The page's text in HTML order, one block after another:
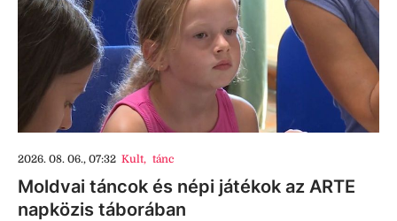
2026. 08. 06., 07:32 Kult, tánc
Moldvai táncok és népi játékok az ARTE
napközis táborában